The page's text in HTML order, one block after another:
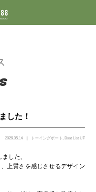
した！
2026.05.14 トーイングボート , Boat List UP
した。
上質さを感じさせるデザイン